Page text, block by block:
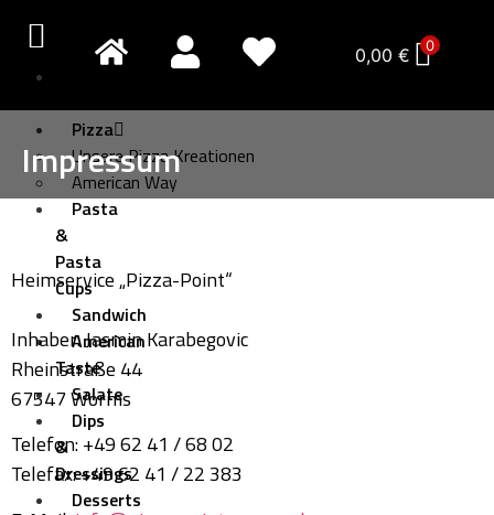
Pizza
Unsere Pizza Kreationen
American Way
Pasta
&
Pasta
Cups
Sandwich
American
Taste
Salate
Dips
&
Dressings
Desserts
0,00 € 0
Impressum
Heimservice „Pizza-Point“
Inhaber: Jasmin Karabegovic
Rheinstraße 44
67547 Worms
Telefon: +49 62 41 / 68 02
Telefax: +49 62 41 / 22 383